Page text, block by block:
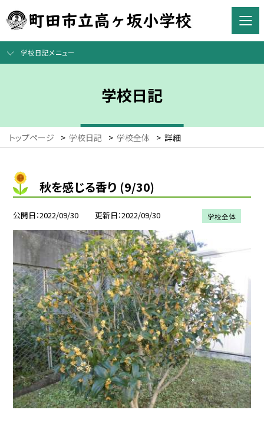
学校日記メニュー
学校日記
トップページ > 学校日記 > 学校全体 > 詳細
秋を感じる香り (9/30)
公開日 2022/09/30 更新日 2022/09/30 学校全体